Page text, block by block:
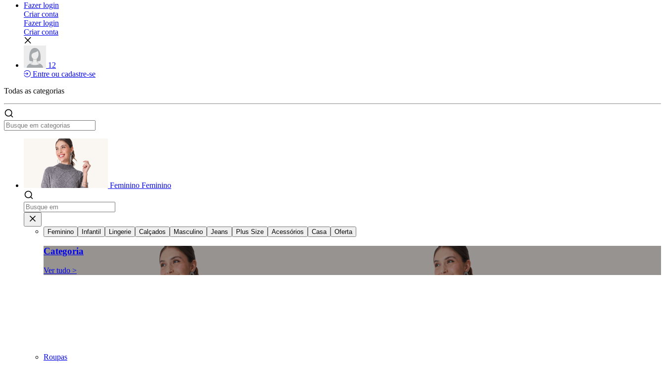
Fazer login
Criar conta
Fazer login
Criar conta
12
Entre ou cadastre-se
Todas as categorias
Feminino Feminino
Feminino Infantil Lingerie Calçados Masculino Jeans Plus Size Acessórios Casa Oferta
Categoria
Ver tudo >
Roupas